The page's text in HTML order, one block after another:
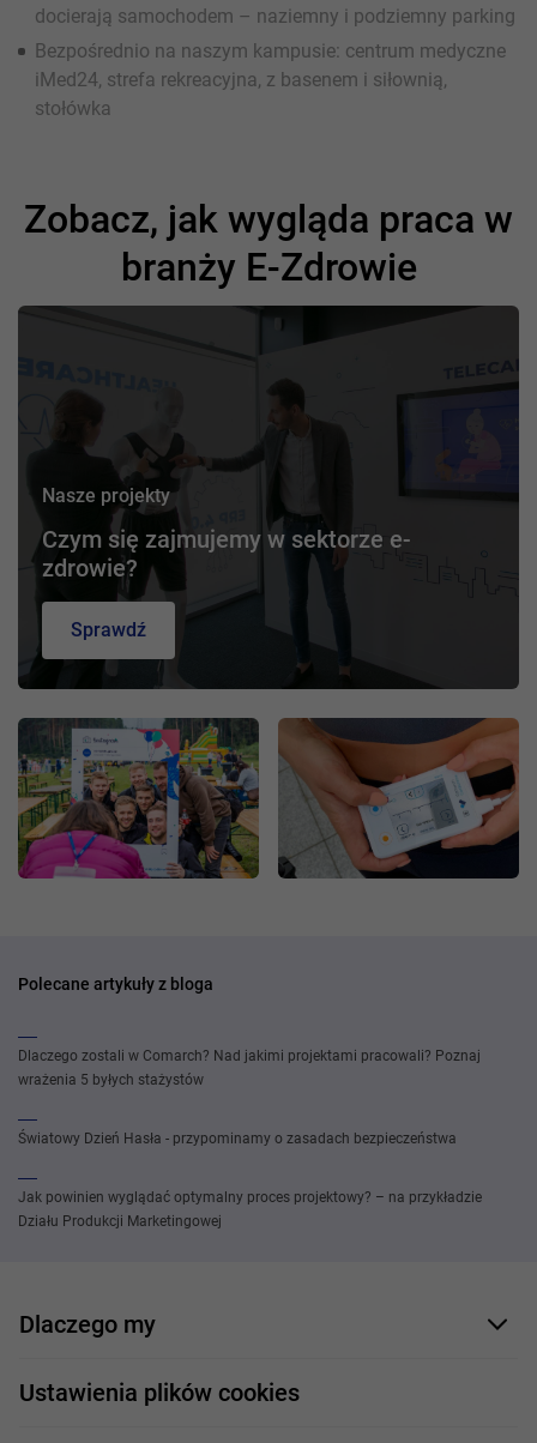
docierają samochodem – naziemny i podziemny parking
Bezpośrednio na naszym kampusie: centrum medyczne
iMed24, strefa rekreacyjna, z basenem i siłownią,
stołówka
Zobacz, jak wygląda praca w
branży E-Zdrowie
Nasze projekty
Czym się zajmujemy w sektorze e-
zdrowie?
Sprawdź
Polecane artykuły z bloga
Dlaczego zostali w Comarch? Nad jakimi projektami pracowali? Poznaj
wrażenia 5 byłych stażystów
Światowy Dzień Hasła - przypominamy o zasadach bezpieczeństwa
Jak powinien wyglądać optymalny proces projektowy? – na przykładzie
Działu Produkcji Marketingowej
Dlaczego my
Nasi pracownicy
Ustawienia plików cookies